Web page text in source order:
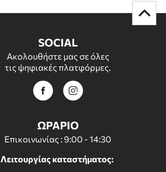
SOCIAL
Ακολουθήστε μας σε όλες
τις ψηφιακές πλατφόρμες.
ΩΡΑΡΙΟ
Επικοινωνίας : 9:00 - 14:30
Λειτουργίας καταστήματος: